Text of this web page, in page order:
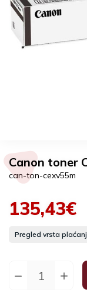
Canon toner
can-ton-cexv55m
135,43€
Pregled vrsta